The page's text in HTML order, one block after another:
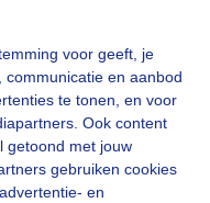
voor geeft, je
en aanbod
te tonen, en voor
Ook content
getoond met jouw
gebruiken cookies
en
aub...